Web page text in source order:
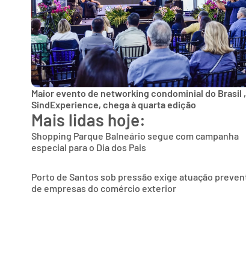
Maior evento de networking condominial do Brasil ,
SindExperience, chega à quarta edição
Mais lidas hoje:
Shopping Parque Balneário segue com campanha
especial para o Dia dos Pais
Porto de Santos sob pressão exige atuação
de empresas do comércio exterior